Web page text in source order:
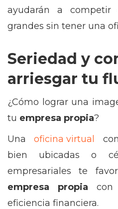
ayudarán a competir
grandes sin tener una
Seriedad y
arriesgar tu
¿Cómo lograr una
tu empresa propia?
Una
oficina virtual
bien ubicadas o
empresariales te
empresa propia con
eficiencia financiera.